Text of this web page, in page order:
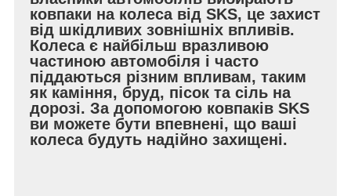
ковпаки на колеса від SKS, це захист
від шкідливих зовнішніх впливів.
Колеса є найбільш вразливою
частиною автомобіля і часто
піддаються різним впливам, таким
як каміння, бруд, пісок та сіль на
дорозі. За допомогою ковпаків SKS
ви можете бути впевнені, що ваші
колеса будуть надійно захищені.